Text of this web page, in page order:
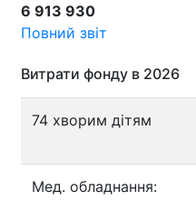
6 913 930
Повний звіт
Витрати фонду в 2026
74 хворим дітям
Мед. обладнання: